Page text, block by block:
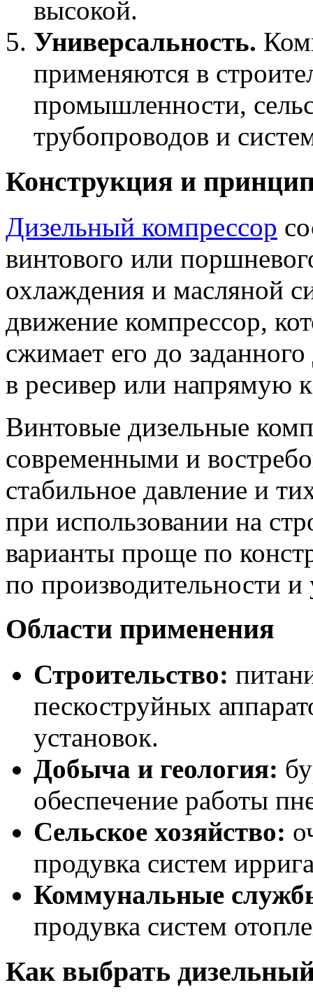
высокой.
Универсальность.
применяются в
промышленности,
трубопроводов и
Конструкция и
Дизельный компрессор
винтового или
охлаждения и масляной
движение компрессор,
сжимает его до
в ресивер или напрямую
Винтовые дизельные
современными и
стабильное давление и
при использовании на
варианты проще по
по производительности
Области применения
Строительство:
пескоструйных
установок.
Добыча и геология:
обеспечение работы
Сельское хозяйство:
продувка систем
Коммунальные
продувка систем
Как выбрать